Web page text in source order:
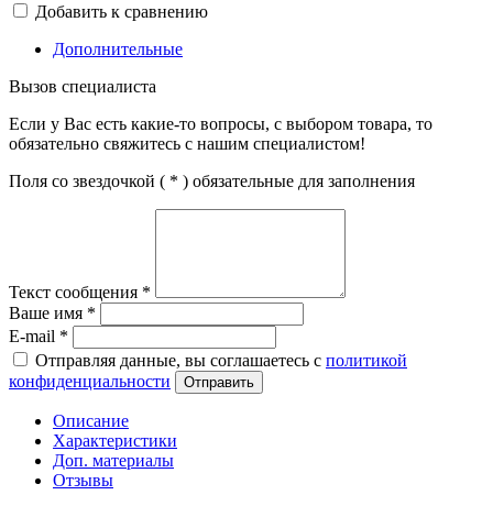
Добавить к сравнению
Дополнительные
Вызов специалиста
Если у Вас есть какие-то вопросы, с выбором товара, то
обязательно свяжитесь с нашим специалистом!
Поля со звездочкой ( * ) обязательные для заполнения
Текст сообщения *
Ваше имя *
E-mail *
Отправляя данные, вы соглашаетесь с политикой
конфиденциальности
Отправить
Описание
Характеристики
Доп. материалы
Отзывы